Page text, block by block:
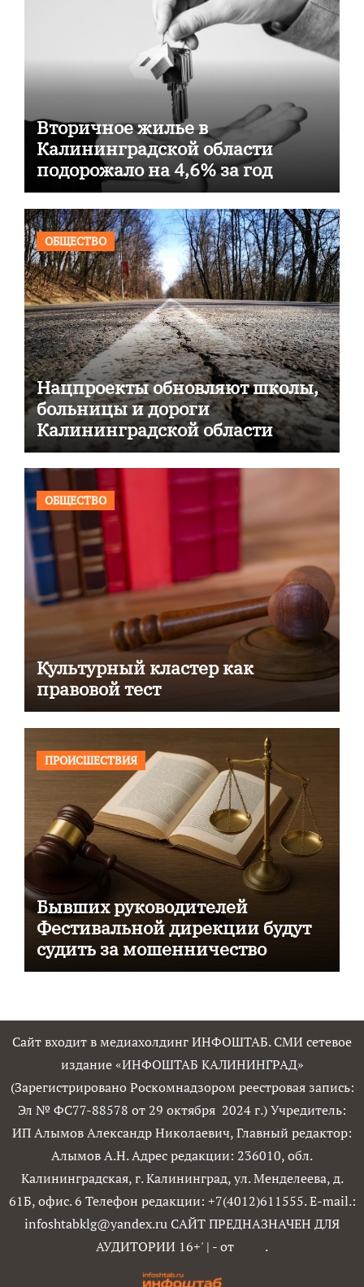
Вторичное жилье в
Калининградской области
подорожало на 4,6% за год
ОБЩЕСТВО
Нацпроекты обновляют школы,
больницы и дороги
Калининградской области
ОБЩЕСТВО
Культурный кластер как
правовой тест
ПРОИСШЕСТВИЯ
Бывших руководителей
Фестивальной дирекции будут
судить за мошенничество
Сайт входит в медиахолдинг ИНФОШТАБ. СМИ сетевое
издание «ИНФОШТАБ КАЛИНИНГРАД»
(Зарегистрировано Роскомнадзором реестровая запись:
Эл № ФС77-88578 от 29 октября 2024 г.) Учредитель:
ИП Алымов Александр Николаевич, Главный редактор:
Алымов А.Н. Адрес редакции: 236010, обл.
Калининградская, г. Калининград, ул. Менделеева, д.
61Б, офис. 6 Телефон редакции: +7(4012)611555. E-mail.:
infoshtabklg@yandex.ru САЙТ ПРЕДНАЗНАЧЕН ДЛЯ
АУДИТОРИИ 16+' | - от .